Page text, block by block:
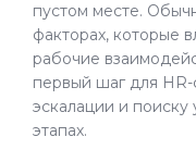
пустом месте.
факторах, которые
рабочие
первый шаг для
эскалации и
этапах.